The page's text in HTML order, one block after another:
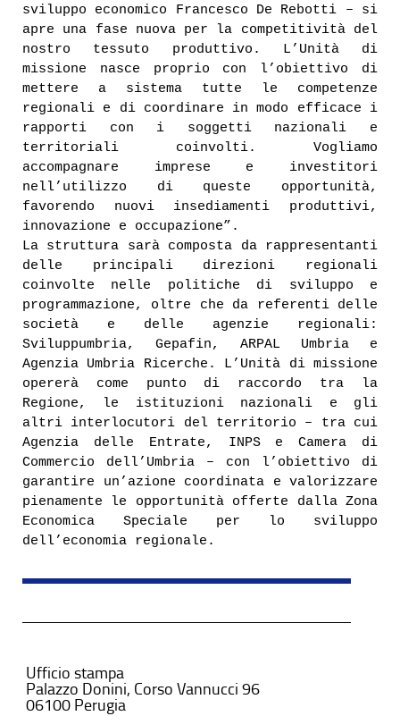
sviluppo economico Francesco De Rebotti – si
apre una fase nuova per la competitività del
nostro tessuto produttivo. L’Unità di
missione nasce proprio con l’obiettivo di
mettere a sistema tutte le competenze
regionali e di coordinare in modo efficace i
rapporti con i soggetti nazionali e
territoriali coinvolti. Vogliamo
accompagnare imprese e investitori
nell’utilizzo di queste opportunità,
favorendo nuovi insediamenti produttivi,
innovazione e occupazione”.
La struttura sarà composta da rappresentanti
delle principali direzioni regionali
coinvolte nelle politiche di sviluppo e
programmazione, oltre che da referenti delle
società e delle agenzie regionali:
Sviluppumbria, Gepafin, ARPAL Umbria e
Agenzia Umbria Ricerche. L’Unità di missione
opererà come punto di raccordo tra la
Regione, le istituzioni nazionali e gli
altri interlocutori del territorio – tra cui
Agenzia delle Entrate, INPS e Camera di
Commercio dell’Umbria – con l’obiettivo di
garantire un’azione coordinata e valorizzare
pienamente le opportunità offerte dalla Zona
Economica Speciale per lo sviluppo
dell’economia regionale.
Ufficio stampa
Palazzo Donini, Corso Vannucci 96
06100 Perugia